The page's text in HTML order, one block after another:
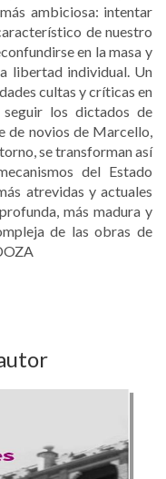
ambiciosa: intentar
de nuestro
en la masa y
libertad individual. Un
cultas y críticas en
seguir los dictados de
de novios de Marcello,
se transforman así
del Estado
atrevidas y actuales
más madura y
de las obras de